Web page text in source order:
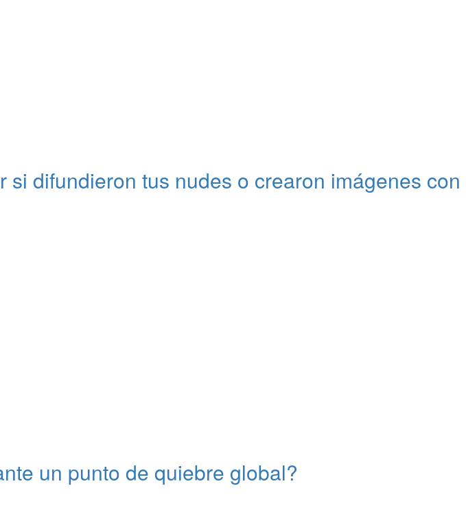
difundieron tus nudes o crearon imágenes con
un punto de quiebre global?